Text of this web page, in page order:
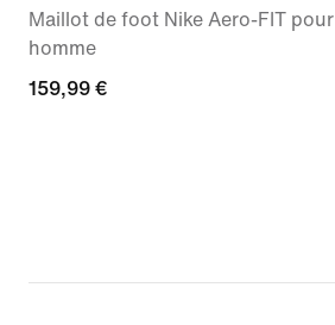
Maillot de foot Nike Aero-FIT pour
homme
159,99 €
159,99 €